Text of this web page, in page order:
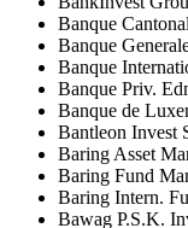
Banque
Banque
Banque
Banque Priv.
Banque de
Bantleon Invest
Baring Asset
Baring Fund
Baring Intern.
Bawag P.S.K.